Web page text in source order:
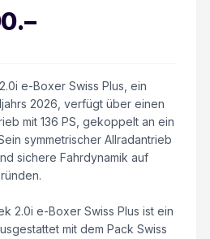
.–
e-Boxer Swiss Plus, ein
2026, verfügt über einen
mit 136 PS, gekoppelt an ein
symmetrischer Allradantrieb
sichere Fahrdynamik auf
2.0i e-Boxer Swiss Plus ist ein
mit dem Pack Swiss